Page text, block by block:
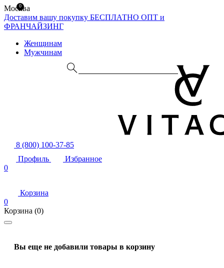
Москва
Доставим вашу покупку БЕСПЛАТНО ОПТ и
ФРАНЧАЙЗИНГ
Женщинам
Мужчинам
8 (800) 100-37-85
Профиль
Избранное
0
Корзина
0
Корзина (0)
Вы еще не добавили товары в корзину
0